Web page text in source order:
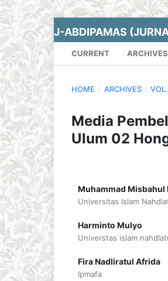
J-ABDIPAMAS
CURRENT ARCHIVES
HOME / ARCHIVES /
Media
Ulum 02
Muhammad Misbahul
Universitas Islam
Harminto Mulyo
Universtas islam
Fira Nadliratul Afrida
Ipmafa